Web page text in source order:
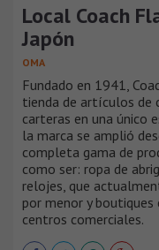
Local Coach
Japón
OMA
Fundado en 1941,
tienda de artículos de
carteras en una único
la marca se amplió
completa gama de
como ser: ropa de
relojes, que
por menor y boutiques
centros comerciales.